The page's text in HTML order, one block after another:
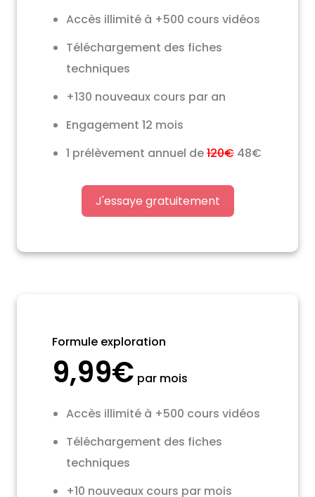
Accès illimité à +500 cours vidéos
Téléchargement des fiches
techniques
+130 nouveaux cours par an
Engagement 12 mois
1 prélèvement annuel de120€ 48€
J'essaye gratuitement
Formule exploration
9,99€ par mois
Accès illimité à +500 cours vidéos
Téléchargement des fiches
techniques
+10 nouveaux cours par mois